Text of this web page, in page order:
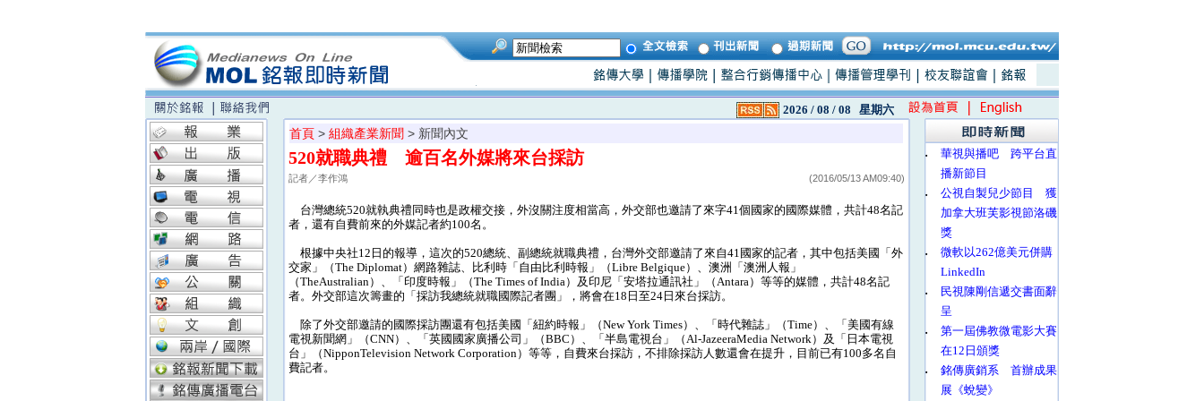
2026 / 08 / 08 星期六
首頁 > 組織產業新聞 > 新聞內文
520就職典禮 逾百名外媒將來台採訪
記者／李作鴻 (2016/05/13 AM09:40)
台灣總統520就執典禮同時也是政權交接，外沒關注度相當高，外交部也邀請了來字41個國家的國際媒體，共計48名記
者，還有自費前來的外媒記者約100名。
根據中央社12日的報導，這次的520總統、副總統就職典禮，台灣外交部邀請了來自41國家的記者，其中包括美國「外
交家」（The Diplomat）網路雜誌、比利時「自由比利時報」（Libre Belgique）、澳洲「澳洲人報」
（TheAustralian）、「印度時報」（The Times of India）及印尼「安塔拉通訊社」（Antara）等等的媒體，共計48名記
者。外交部這次籌畫的「採訪我總統就職國際記者團」，將會在18日至24日來台採訪。
除了外交部邀請的國際採訪團還有包括美國「紐約時報」（New York Times）、「時代雜誌」（Time）、「美國有線
電視新聞網」（CNN）、「英國國家廣播公司」（BBC）、「半島電視台」（Al-JazeeraMedia Network）及「日本電視
台」（NipponTelevision Network Corporation）等等，自費來台採訪，不排除採訪人數還會在提升，目前已有100多名自
費記者。
‧
華視與播吧 跨平台直
播新節目
‧
公視自製兒少節目 獲
加拿大班芙影視節洛磯
獎
‧
微軟以262億美元併購
LinkedIn
‧
民視陳剛信遞交書面辭
呈
‧
第一屆佛教微電影大賽
在12日頒獎
‧
銘傳廣銷系 首辦成果
展《蛻變》